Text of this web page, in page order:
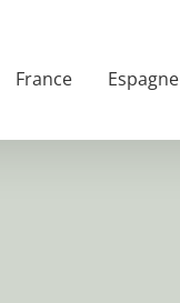
France Espagne